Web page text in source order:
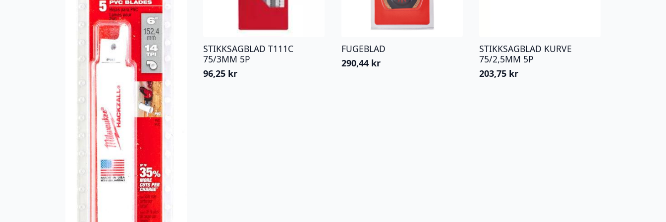
STIKKSAGBLAD T111C
75/3MM 5P
96,25 kr
FUGEBLAD
290,44 kr
STIKKSAGBLAD KURVE
75/2,5MM 5P
203,75 kr